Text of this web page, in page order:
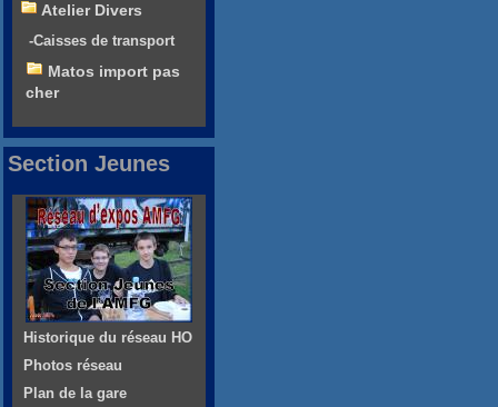
Atelier Divers
-Caisses de transport
Matos import pas
cher
Section Jeunes
Historique du réseau HO
Photos réseau
Plan de la gare